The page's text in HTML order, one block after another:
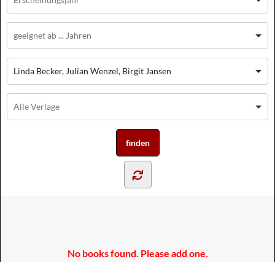
Linda Becker, Julian Wenzel, Birgit Jansen
No books found. Please add one.